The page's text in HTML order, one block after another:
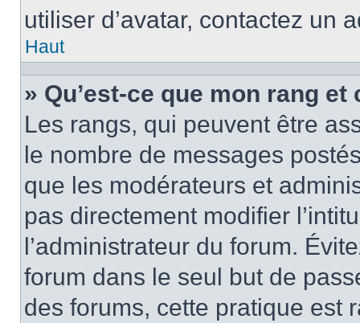
utiliser d’avatar, contactez un
Haut
» Qu’est-ce que mon rang
Les rangs, qui peuvent être
le nombre de messages
que les modérateurs et
pas directement modifier
l’administrateur du forum.
forum dans le seul but de
des forums, cette pratique est